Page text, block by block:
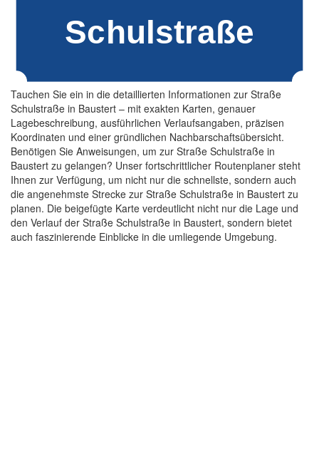
Tauchen Sie ein in die detaillierten Informationen zur Straße
Schulstraße in Baustert – mit exakten Karten, genauer
Lagebeschreibung, ausführlichen Verlaufsangaben, präzisen
Koordinaten und einer gründlichen Nachbarschaftsübersicht.
Benötigen Sie Anweisungen, um zur Straße Schulstraße in
Baustert zu gelangen? Unser fortschrittlicher Routenplaner steht
Ihnen zur Verfügung, um nicht nur die schnellste, sondern auch
die angenehmste Strecke zur Straße Schulstraße in Baustert zu
planen. Die beigefügte Karte verdeutlicht nicht nur die Lage und
den Verlauf der Straße Schulstraße in Baustert, sondern bietet
auch faszinierende Einblicke in die umliegende Umgebung.